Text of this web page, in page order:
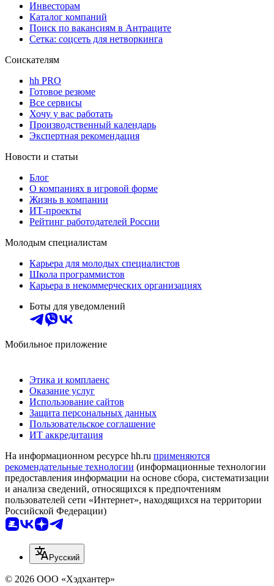
Инвесторам
Каталог компаний
Поиск по вакансиям в Антраците
Сетка: соцсеть для нетворкинга
Соискателям
hh PRO
Готовое резюме
Все сервисы
Хочу у вас работать
Производственный календарь
Экспертная рекомендация
Новости и статьи
Блог
О компаниях в игровой форме
Жизнь в компании
ИТ-проекты
Рейтинг работодателей России
Молодым специалистам
Карьера для молодых специалистов
Школа программистов
Карьера в некоммерческих организациях
Боты для уведомлений
Мобильное приложение
Этика и комплаенс
Оказание услуг
Использование сайтов
Защита персональных данных
Пользовательское соглашение
ИТ аккредитация
На информационном ресурсе hh.ru применяются
рекомендательные технологии (информационные технологии
предоставления информации на основе сбора, систематизации
и анализа сведений, относящихся к предпочтениям
пользователей сети «Интернет», находящихся на территории
Российской Федерации)
Русский
© 2026 ООО «Хэдхантер»